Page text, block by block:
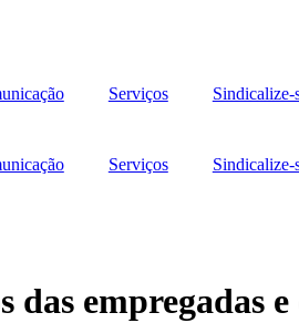
Serviços Sindicalize-
Serviços Sindicalize-
das empregadas